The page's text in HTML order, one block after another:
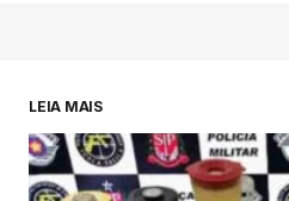
LEIA MAIS